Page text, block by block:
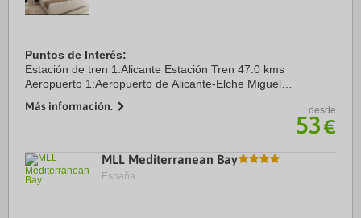
Puntos de Interés:
Estación de tren 1:Alicante Estación Tren 47.0 kms
Aeropuerto 1:Aeropuerto de Alicante-Elche Miguel
Más información. desde
53€
MLL Mediterranean Bay
España.